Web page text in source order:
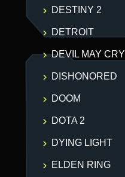
DESTINY 2
DETROIT
DEVIL MAY CRY
DISHONORED
DOOM
DOTA 2
DYING LIGHT
ELDEN RING